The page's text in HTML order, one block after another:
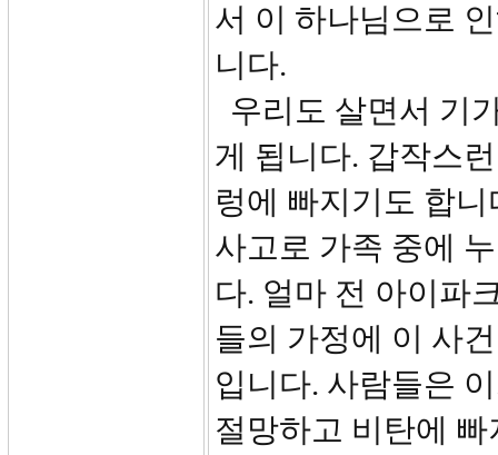
서 이 하나님으로
니다.
우리도 살면서 기
게 됩니다. 갑작스
렁에 빠지기도 합
사고로 가족 중에
다. 얼마 전 아이파
들의 가정에 이 사
입니다. 사람들은
절망하고 비탄에